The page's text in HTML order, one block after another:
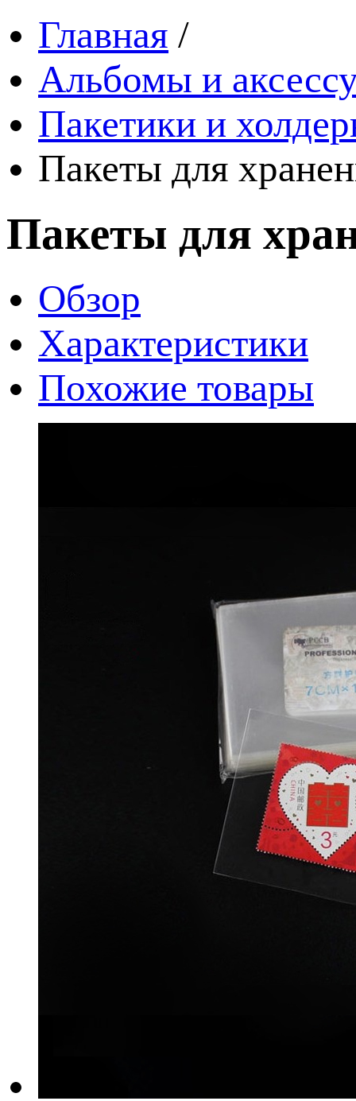
Главная /
Альбомы и
Пакетики и
Пакеты для
Пакеты для
Обзор
Характеристики
Похожие товары